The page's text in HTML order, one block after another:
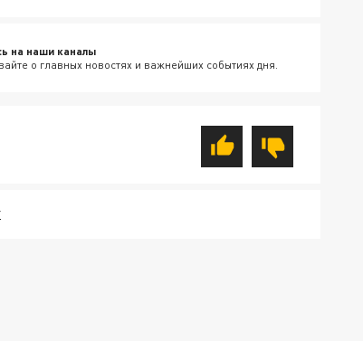
на наши каналы
о главных новостях и важнейших событиях дня.